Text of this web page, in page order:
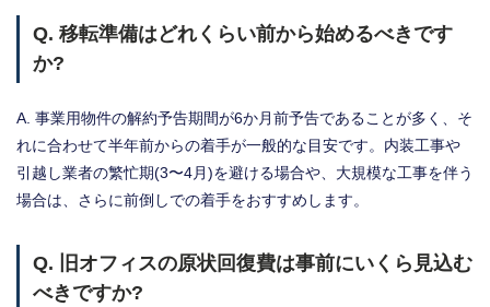
Q. 移転準備はどれくらい前から始めるべきです
か?
A. 事業用物件の解約予告期間が6か月前予告であることが多く、そ
れに合わせて半年前からの着手が一般的な目安です。内装工事や
引越し業者の繁忙期(3〜4月)を避ける場合や、大規模な工事を伴う
場合は、さらに前倒しでの着手をおすすめします。
Q. 旧オフィスの原状回復費は事前にいくら見込む
べきですか?